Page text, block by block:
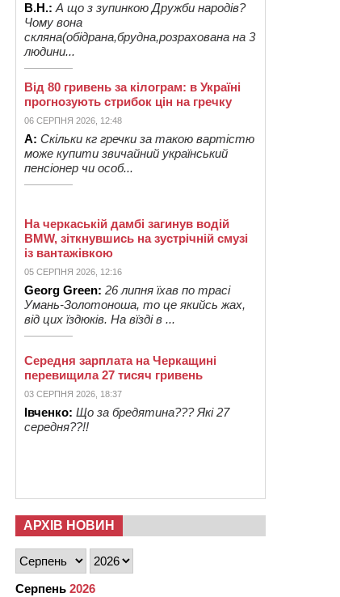
В.Н.: А що з зупинкою Дружби народів?
Чому вона
скляна(обідрана,брудна,розрахована на 3
людини...
Від 80 гривень за кілограм: в Україні
прогнозують стрибок цін на гречку
06 СЕРПНЯ 2026, 12:48
А: Скільки кг гречки за такою вартістю
може купити звичайний український
пенсіонер чи особ...
На черкаській дамбі загинув водій
BMW, зіткнувшись на зустрічній смузі
із вантажівкою
05 СЕРПНЯ 2026, 12:16
Georg Green: 26 липня їхав по трасі
Умань-Золотоноша, то це якийсь жах,
від цих їздюків. На вїзді в ...
Середня зарплата на Черкащині
перевищила 27 тисяч гривень
03 СЕРПНЯ 2026, 18:37
Івченко: Що за бредятина??? Які 27
середня??!!
АРХІВ НОВИН
Серпень 2026